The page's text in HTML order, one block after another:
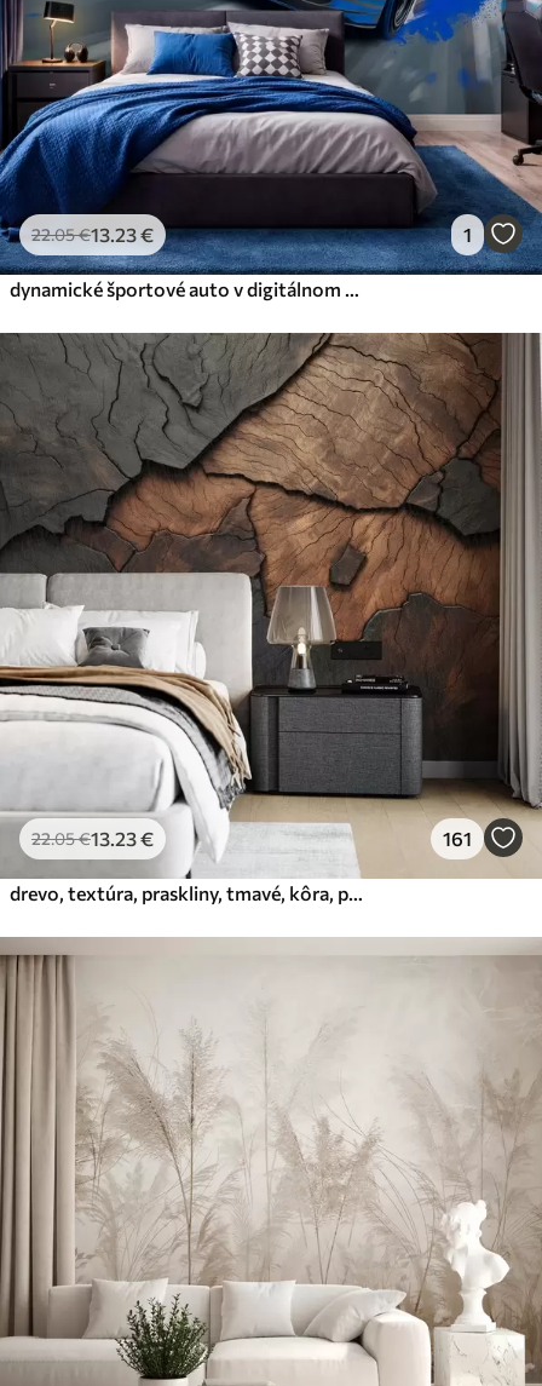
22.05€13.23€ 1
dynamické športové auto v digitálnom štýle kresby s modrými akcentmi
22.05€13.23€ 161
drevo, textúra, praskliny, tmavé, kôra, povrch